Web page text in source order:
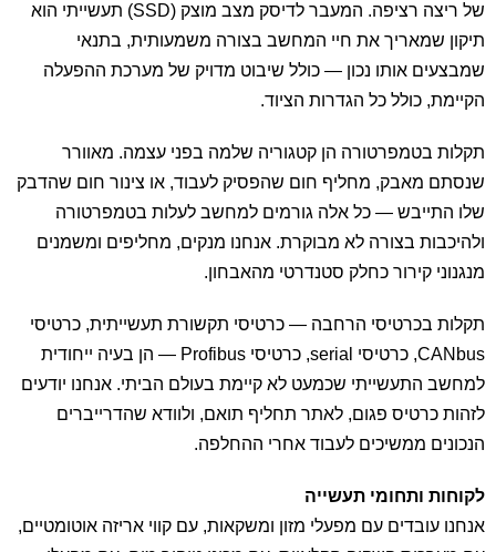
של ריצה רציפה. המעבר לדיסק מצב מוצק (SSD) תעשייתי הוא
תיקון שמאריך את חיי המחשב בצורה משמעותית, בתנאי
שמבצעים אותו נכון — כולל שיבוט מדויק של מערכת ההפעלה
הקיימת, כולל כל הגדרות הציוד.
תקלות בטמפרטורה הן קטגוריה שלמה בפני עצמה. מאוורר
שנסתם מאבק, מחליף חום שהפסיק לעבוד, או צינור חום שהדבק
שלו התייבש — כל אלה גורמים למחשב לעלות בטמפרטורה
ולהיכבות בצורה לא מבוקרת. אנחנו מנקים, מחליפים ומשמנים
מנגנוני קירור כחלק סטנדרטי מהאבחון.
תקלות בכרטיסי הרחבה — כרטיסי תקשורת תעשייתית, כרטיסי
CANbus, כרטיסי serial, כרטיסי Profibus — הן בעיה ייחודית
למחשב התעשייתי שכמעט לא קיימת בעולם הביתי. אנחנו יודעים
לזהות כרטיס פגום, לאתר תחליף תואם, ולוודא שהדרייברים
הנכונים ממשיכים לעבוד אחרי ההחלפה.
לקוחות ותחומי תעשייה
אנחנו עובדים עם מפעלי מזון ומשקאות, עם קווי אריזה אוטומטיים,